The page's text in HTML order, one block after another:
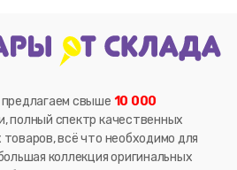
свыше 10 000
полный спектр качественных
всё что необходимо для
коллекция оригинальных